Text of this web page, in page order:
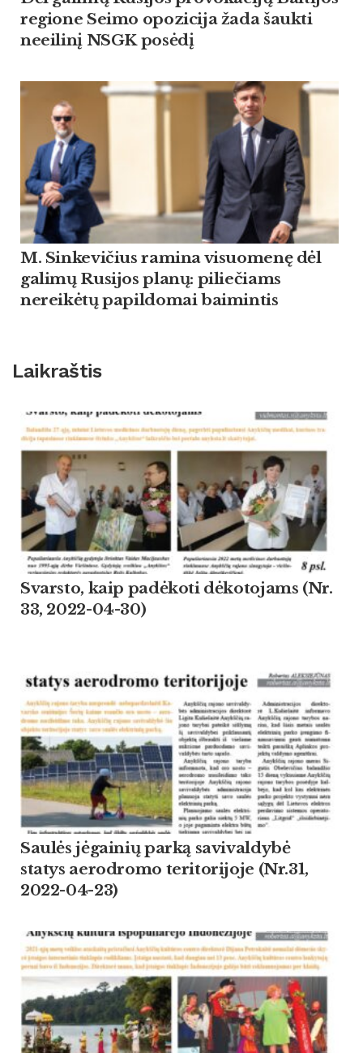
regione Seimo opozicija žada šaukti
neeilinį NSGK posėdį
M. Sinkevičius ramina visuomenę dėl
galimų Rusijos planų: piliečiams
nereikėtų papildomai baimintis
Laikraštis
Svarsto, kaip padėkoti dėkotojams (Nr.
33, 2022-04-30)
Saulės jėgainių parką savivaldybė
statys aerodromo teritorijoje (Nr.31,
2022-04-23)